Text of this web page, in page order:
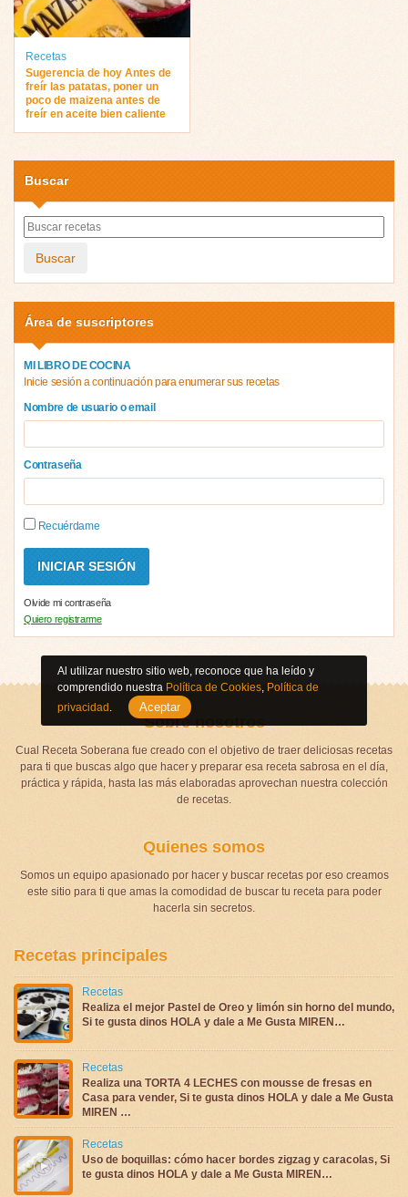
Recetas
Sugerencia de hoy Antes de
freír las patatas, poner un
poco de maizena antes de
freír en aceite bien caliente
Buscar
Buscar
Área de suscriptores
MI LIBRO DE COCINA
Inicie sesión a continuación para enumerar sus recetas
Nombre de usuario o email
Contraseña
Recuérdame
Olvide mi contraseña
Quiero registrarme
Sobre nosotros
Cual Receta Soberana fue creado con el objetivo de traer deliciosas recetas
para ti que buscas algo que hacer y preparar esa receta sabrosa en el día,
práctica y rápida, hasta las más elaboradas aprovechan nuestra colección
de recetas.
Quienes somos
Somos un equipo apasionado por hacer y buscar recetas por eso creamos
este sitio para ti que amas la comodidad de buscar tu receta para poder
hacerla sin secretos.
Recetas principales
Recetas
Realiza el mejor Pastel de Oreo y limón sin horno del mundo,
Si te gusta dinos HOLA y dale a Me Gusta MIREN…
Recetas
Realiza una TORTA 4 LECHES con mousse de fresas en
Casa para vender, Si te gusta dinos HOLA y dale a Me Gusta
MIREN …
Recetas
Uso de boquillas: cómo hacer bordes zigzag y caracolas, Si
te gusta dinos HOLA y dale a Me Gusta MIREN…
Al utilizar nuestro sitio web, reconoce que ha leído y
comprendido nuestra Política de Cookies, Política de
privacidad . Aceptar